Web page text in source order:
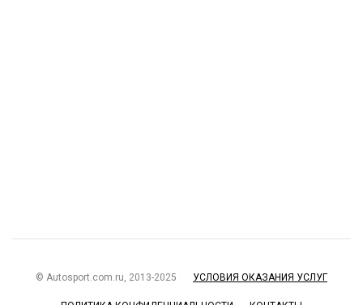
© Autosport.com.ru, 2013-2025 УСЛОВИЯ ОКАЗАНИЯ УСЛУГ